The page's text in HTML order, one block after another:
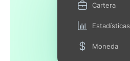
Cartera
Estadísticas
Moneda